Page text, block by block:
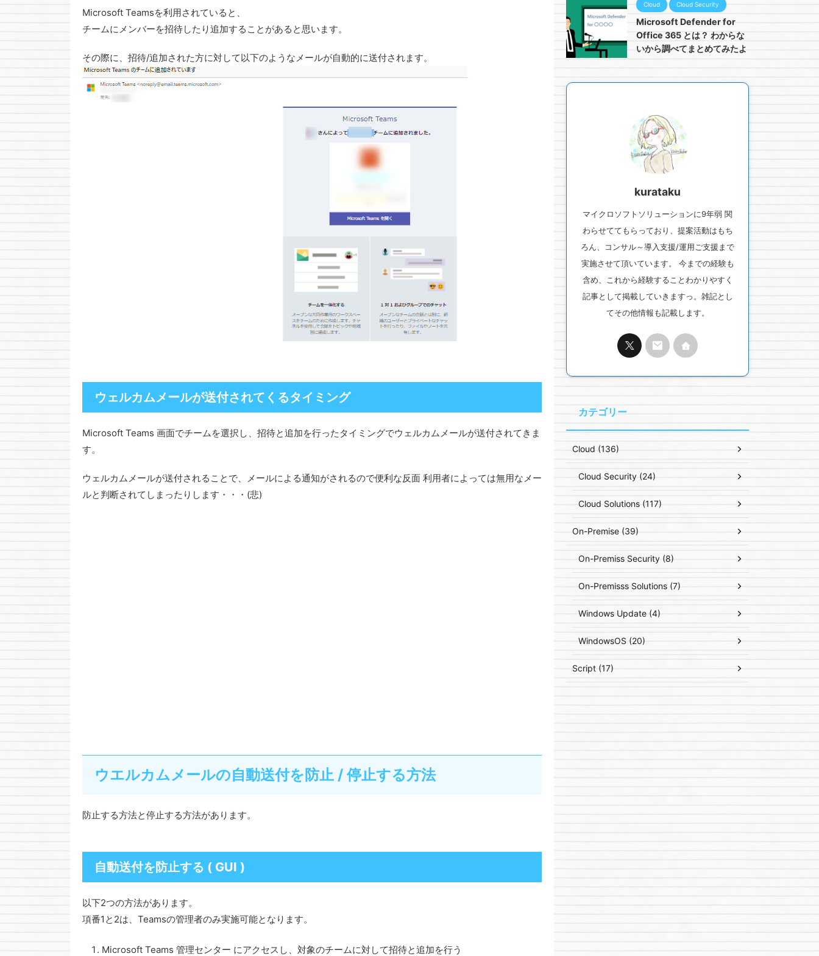
Microsoft Teamsを利用されていると、
チームにメンバーを招待したり追加することがあると思います。
その際に、招待/追加された方に対して以下のようなメールが自動的に送付されます。
ウェルカムメールが送付されてくるタイミング
Microsoft Teams 画面でチームを選択し、招待と追加を行ったタイミングでウェルカムメールが送付されてきま
す。
ウェルカムメールが送付されることで、メールによる通知がされるので便利な反面 利用者によっては無用なメー
ルと判断されてしまったりします・・・(悲)
ウエルカムメールの自動送付を防止 / 停止する方法
防止する方法と停止する方法があります。
自動送付を防止する ( GUI )
以下2つの方法があります。
項番1と2は、Teamsの管理者のみ実施可能となります。
Microsoft Teams 管理センター にアクセスし、対象のチームに対して招待と追加を行う
Cloud Cloud Security
Microsoft Defender for
Office 365 とは？ わからな
いから調べてまとめてみたよ
kurataku
マイクロソフトソリューションに9年弱 関
わらせててもらっており、提案活動はもち
ろん、コンサル～導入支援/運用ご支援まで
実施させて頂いています。 今までの経験も
含め、これから経験することわかりやすく
記事として掲載していきますっ。雑記とし
てその他情報も記載します。
カテゴリー
Cloud (136)
Cloud Security (24)
Cloud Solutions (117)
On-Premise (39)
On-Premiss Security (8)
On-Premisss Solutions (7)
Windows Update (4)
WindowsOS (20)
Script (17)